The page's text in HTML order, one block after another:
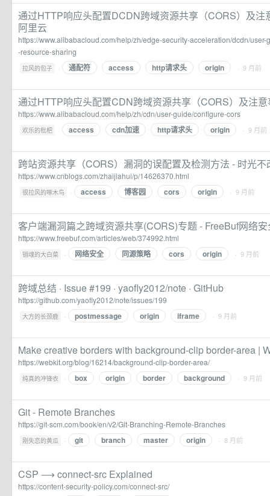
通过HTTP响应头配置DCDN跨域资源共享（CORS）及注
阿里云
https://www.alibabacloud.com/help/zh/edge-security-acceleration/dcdn/
-resource-sharing
拉风的包子 · 通配符 access http请求头 origin · 9 月前
通过HTTP响应头配置CDN跨域资源共享（CORS）及注
https://www.alibabacloud.com/help/zh/cdn/user-guide/configure-cors
欢乐的枇杷 · access cdn加速 http请求头 origin · 9 月前
跨站资源共享（CORS）漏洞的误配置及检测方法 - 时光不
https://www.cnblogs.com/zhaijiahui/p/14626370.html
很拉风的啄木鸟 · access 博客园 cors origin · 9 月前
客户端漏洞篇之跨域资源共享(CORS)专题 - FreeBuf网络
https://www.freebuf.com/articles/web/374992.html
销魂的大白菜 · 网络安全 同源策略 cors origin · 9 月前
跨域总结 · Issue #199 · yaofly2012/note · GitHub
https://github.com/yaofly2012/note/issues/199
大方的长颈鹿 · postmessage origin iframe · 9 月前
Make creative borders with background-clip border-area |
https://webkit.org/blog/16214/background-clip-border-area/
纯真的冲锋衣 · box origin border background · 9 月前
Git - Remote Branches
https://git-scm.com/book/en/v2/Git-Branching-Remote-Branches
刚失恋的黄瓜 · git branch master origin · 8 月前
CSP ⟶ connect-src Explained
https://content-security-policy.com/connect-src/